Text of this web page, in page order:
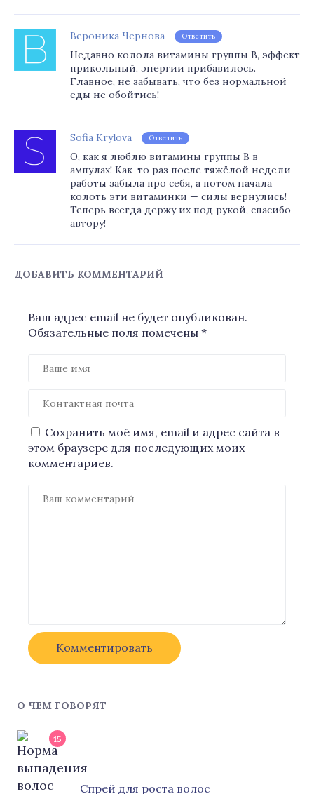
Вероника Чернова Ответить
Недавно колола витамины группы В, эффект
прикольный, энергии прибавилось.
Главное, не забывать, что без нормальной
еды не обойтись!
Sofia Krylova Ответить
О, как я люблю витамины группы В в
ампулах! Как-то раз после тяжёлой недели
работы забыла про себя, а потом начала
колоть эти витаминки — силы вернулись!
Теперь всегда держу их под рукой, спасибо
автору!
ДОБАВИТЬ КОММЕНТАРИЙ
Ваш адрес email не будет опубликован.
Обязательные поля помечены *
Сохранить моё имя, email и адрес сайта в
этом браузере для последующих моих
комментариев.
О ЧЕМ ГОВОРЯТ
15
Cпрей для роста волос